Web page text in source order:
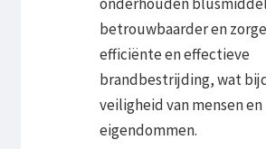
betrouwbaarder en
efficiënte en effectieve
brandbestrijding, wat
veiligheid van mensen en
eigendommen.